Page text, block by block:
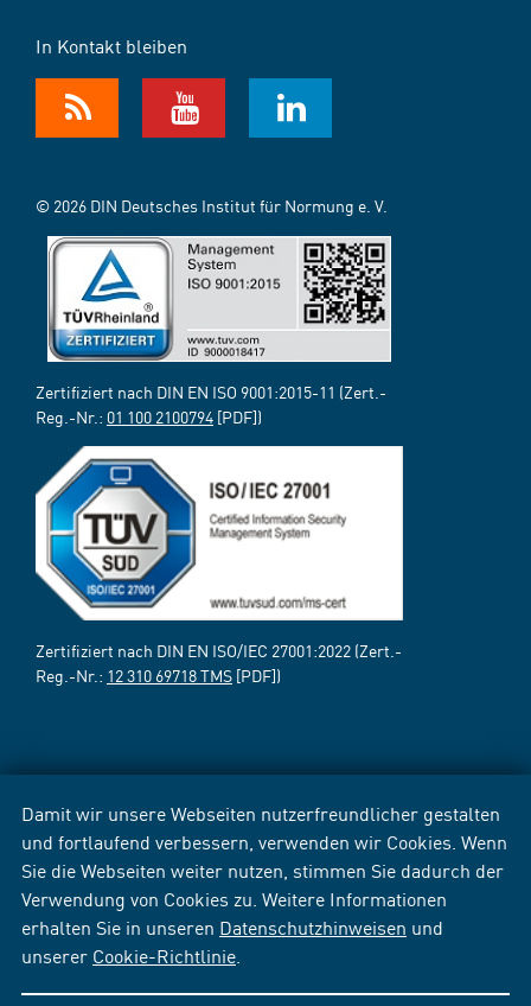
Damit wir unsere Webseiten nutzerfreundlicher gestalten
und fortlaufend verbessern, verwenden wir Cookies. Wenn
Sie die Webseiten weiter nutzen, stimmen Sie dadurch der
Verwendung von Cookies zu. Weitere Informationen
erhalten Sie in unseren Datenschutzhinweisen und
unserer Cookie-Richtlinie
In Kontakt bleiben
© 2026 DIN Deutsches Institut für Normung e. V.
Zertifiziert nach DIN EN ISO 9001:2015-11 (Zert.-
Reg.-Nr.: 01 100 2100794 [PDF])
Zertifiziert nach DIN EN ISO/IEC 27001:2022 (Zert.-
Reg.-Nr.: 12 310 69718 TMS [PDF])